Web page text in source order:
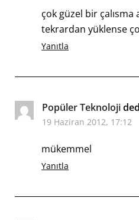
çok güzel bir çalısma
tekrardan yüklense
Yanıtla
Popüler Teknoloji
19 Haziran 2012, 17:12
mükemmel
Yanıtla